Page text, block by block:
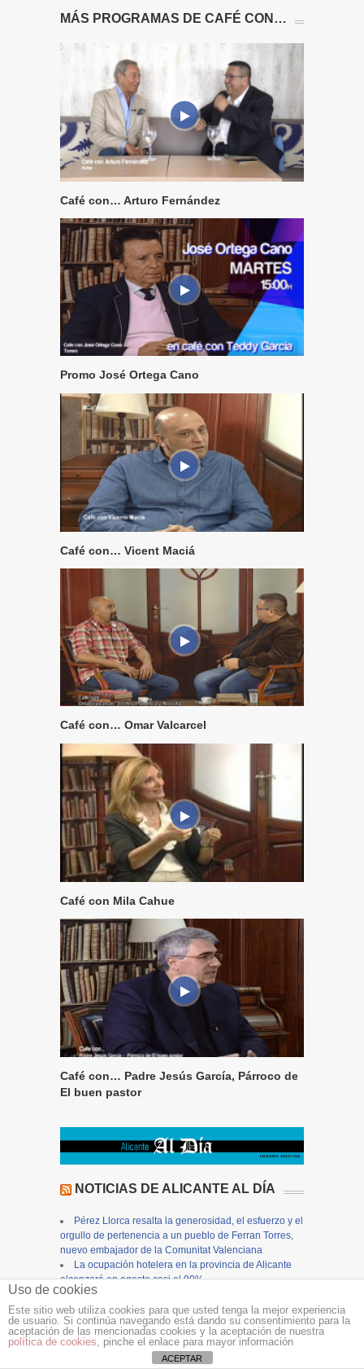
MÁS PROGRAMAS DE CAFÉ CON…
Café con… Arturo Fernández
Promo José Ortega Cano
Café con… Vicent Maciá
Café con… Omar Valcarcel
Café con Mila Cahue
Café con… Padre Jesús García, Párroco de
El buen pastor
NOTICIAS DE ALICANTE AL DÍA
Pérez Llorca resalta la generosidad, el esfuerzo y el
orgullo de pertenencia a un pueblo de Ferran Torres,
nuevo embajador de la Comunitat Valenciana
La ocupación hotelera en la provincia de Alicante
alcanzará en agosto casi el 90%
El Hospital Sant Joan d’Alacant incorpora un
sistema de monitorización avanzada en la UCI que
permite detectar de forma precoz posibles
complicaciones de los pacientes
“Peix de la Badia. Qualitat sostenible”: Santa Pola
Uso de cookies
Este sitio web utiliza cookies para que usted tenga la mejor experiencia
de usuario. Si continúa navegando está dando su consentimiento para la
aceptación de las mencionadas cookies y la aceptación de nuestra
política de cookies, pinche el enlace para mayor información
ACEPTAR